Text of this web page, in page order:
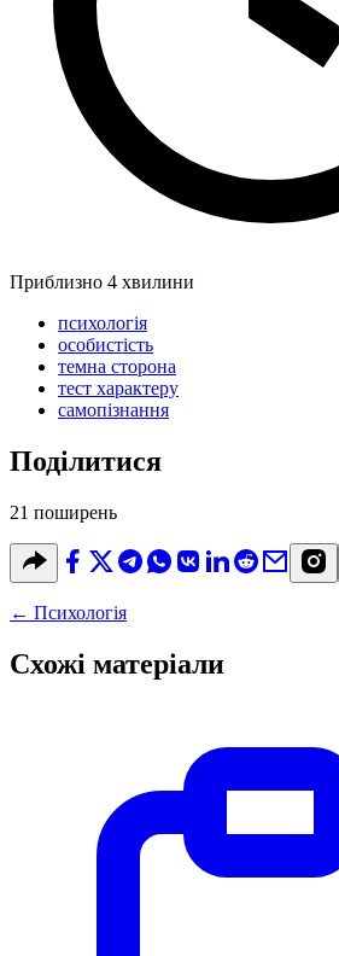
Приблизно 4 хвилини
психологія
особистість
темна сторона
тест характеру
самопізнання
Поділитися
21 поширень
← Психологія
Схожі матеріали